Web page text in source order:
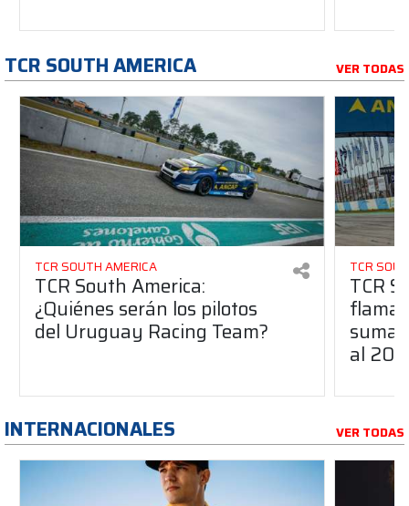
TCR SOUTH AMERICA VER TODAS
TCR SOUTH AMERICA
TCR South America:
¿Quiénes serán los pilotos
del Uruguay Racing Team?
TCR
TCR
suma
al
INTERNACIONALES VER TODAS